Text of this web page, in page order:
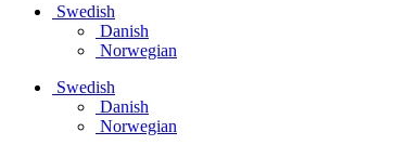
Swedish
Danish
Norwegian
Swedish
Danish
Norwegian